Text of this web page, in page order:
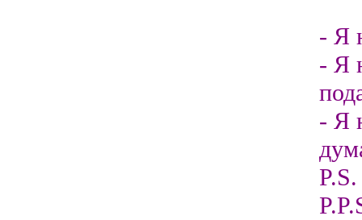
- Я
- Я
- Я